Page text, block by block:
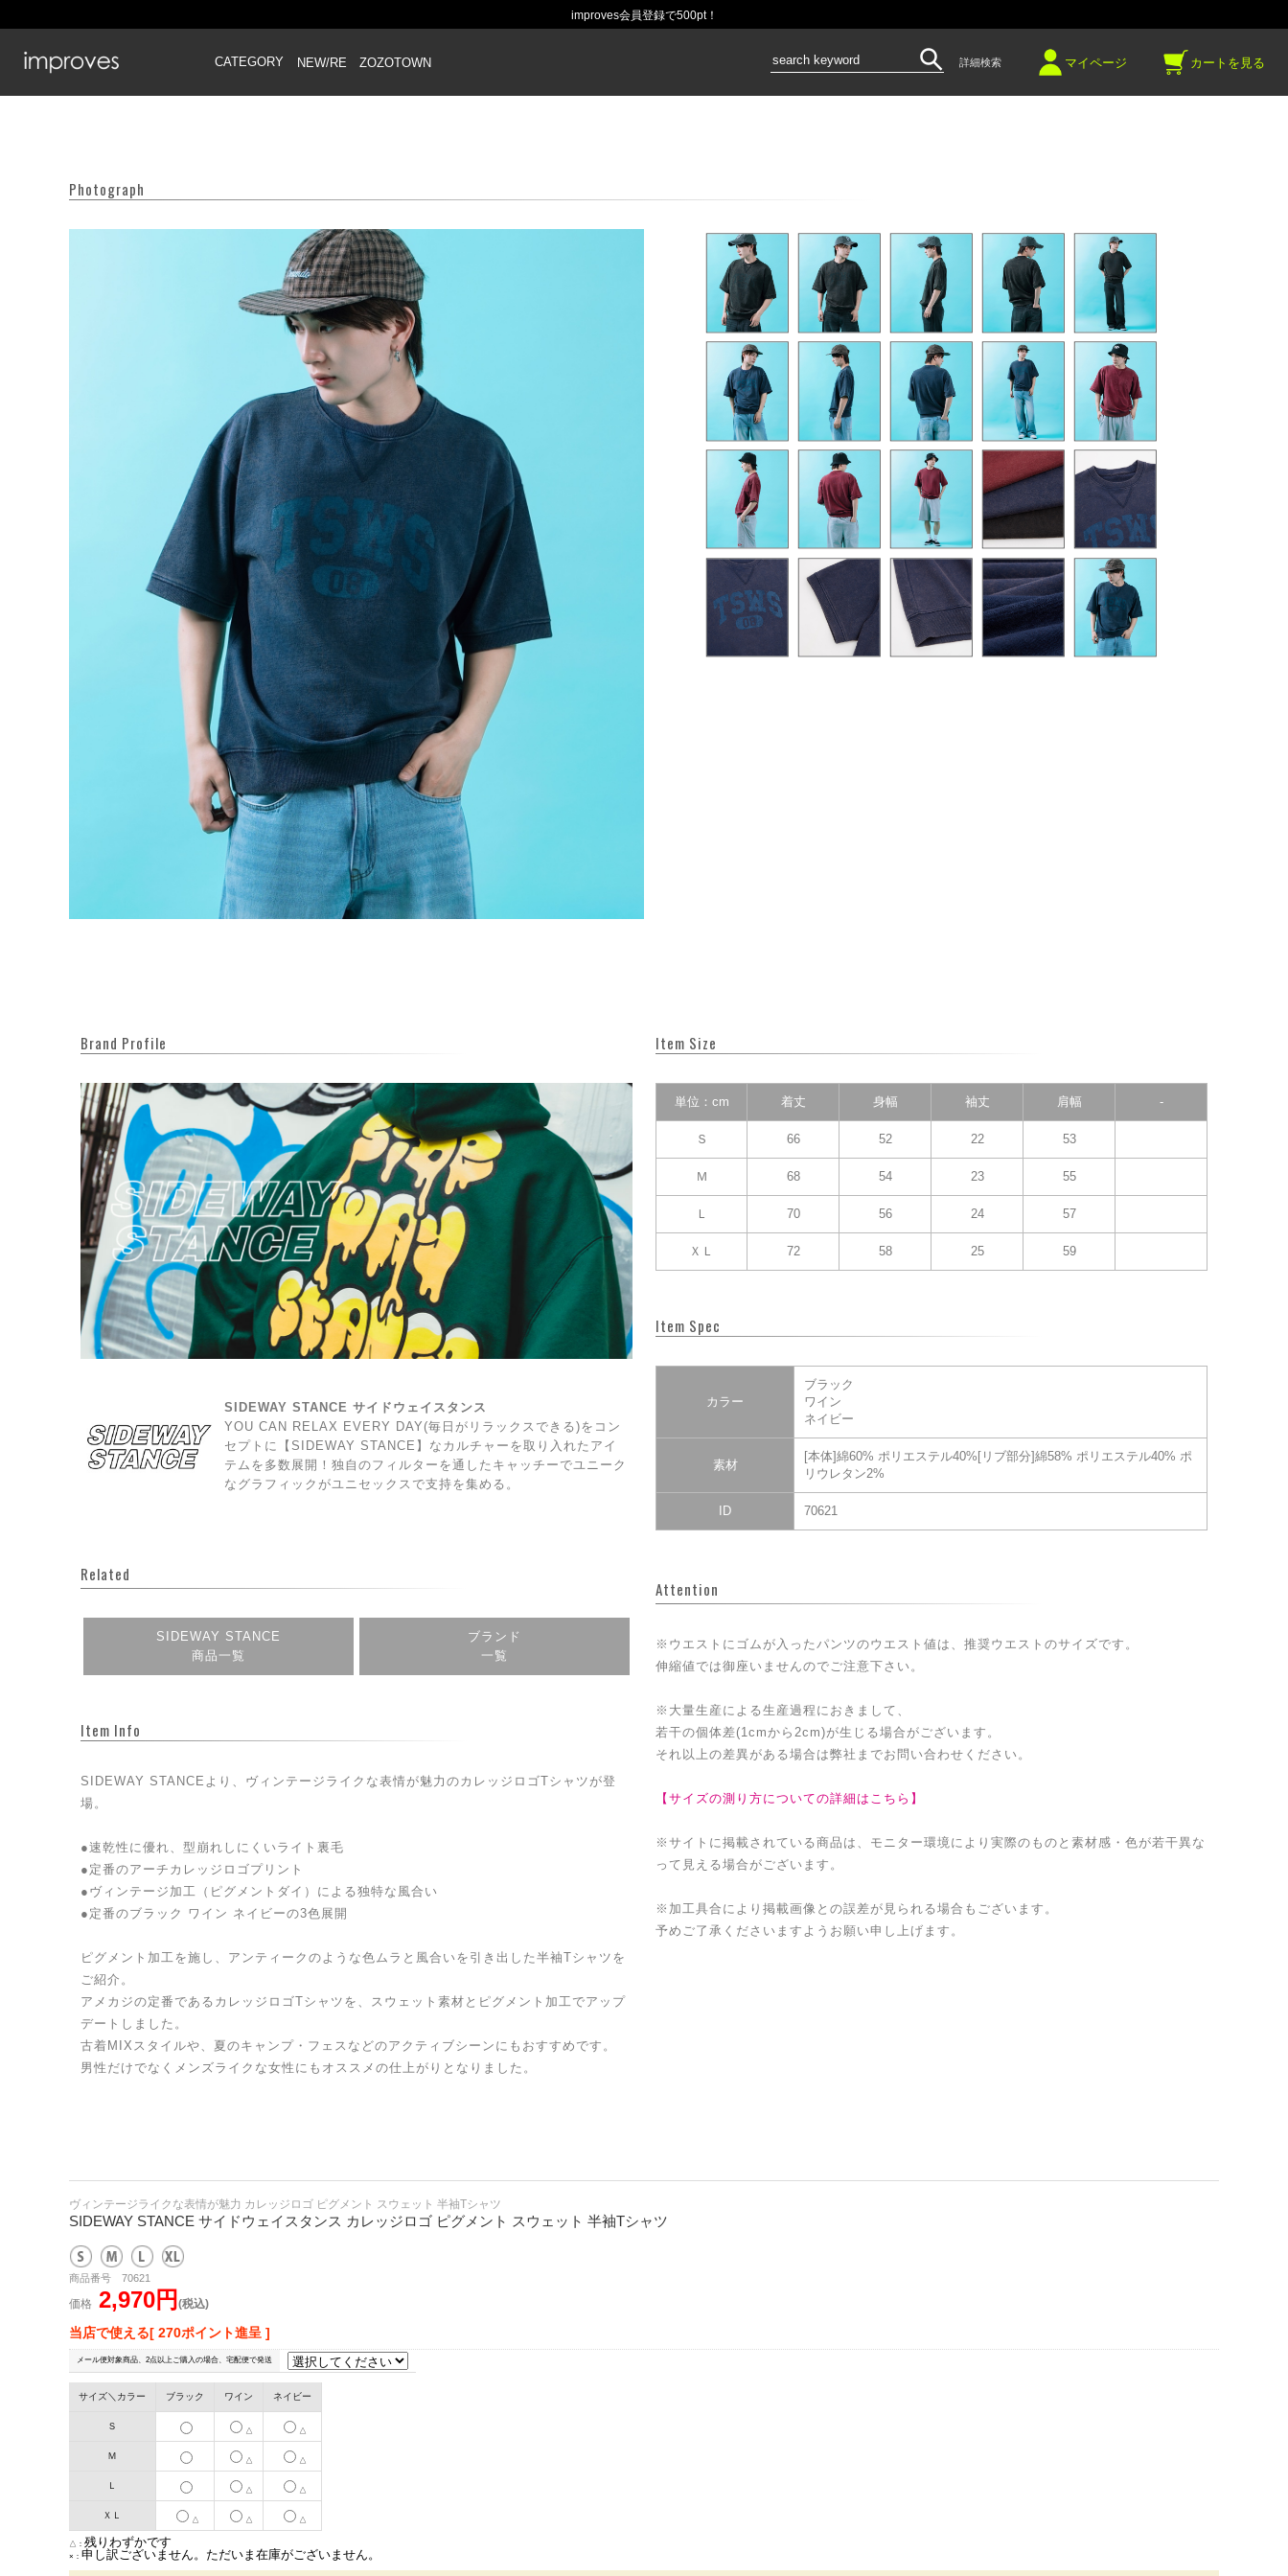
improves会員登録で500pt！
CATEGORY NEW/RE ZOZOTOWN 詳細検索 マイページ カートを見る
Photograph
Brand Profile
SIDEWAY STANCE サイドウェイスタンス
YOU CAN RELAX EVERY DAY(毎日がリラックスできる)をコン
セプトに【SIDEWAY STANCE】なカルチャーを取り入れたアイ
テムを多数展開！独自のフィルターを通したキャッチーでユニーク
なグラフィックがユニセックスで支持を集める。
Related
SIDEWAY STANCE
商品一覧
ブランド
一覧
Item Info
SIDEWAY STANCEより、ヴィンテージライクな表情が魅力のカレッジロゴTシャツが登
場。
●速乾性に優れ、型崩れしにくいライト裏毛
●定番のアーチカレッジロゴプリント
●ヴィンテージ加工（ピグメントダイ）による独特な風合い
●定番のブラック ワイン ネイビーの3色展開
ピグメント加工を施し、アンティークのような色ムラと風合いを引き出した半袖Tシャツを
ご紹介。
アメカジの定番であるカレッジロゴTシャツを、スウェット素材とピグメント加工でアップ
デートしました。
古着MIXスタイルや、夏のキャンプ・フェスなどのアクティブシーンにもおすすめです。
男性だけでなくメンズライクな女性にもオススメの仕上がりとなりました。
Item Size
単位：cm 着丈 身幅 袖丈 肩幅 -
Ｓ 66 52 22 53
Ｍ 68 54 23 55
Ｌ 70 56 24 57
ＸＬ 72 58 25 59
Item Spec
カラー
ブラック
ワイン
ネイビー
素材
[本体]綿60% ポリエステル40%[リブ部分]綿58% ポリエステル40% ポ
リウレタン2%
ID 70621
Attention
※ウエストにゴムが入ったパンツのウエスト値は、推奨ウエストのサイズです。
伸縮値では御座いませんのでご注意下さい。
※大量生産による生産過程におきまして、
若干の個体差(1cmから2cm)が生じる場合がございます。
それ以上の差異がある場合は弊社までお問い合わせください。
【サイズの測り方についての詳細はこちら】
※サイトに掲載されている商品は、モニター環境により実際のものと素材感・色が若干異な
って見える場合がございます。
※加工具合により掲載画像との誤差が見られる場合もございます。
予めご了承くださいますようお願い申し上げます。
ヴィンテージライクな表情が魅力 カレッジロゴ ピグメント スウェット 半袖Tシャツ
SIDEWAY STANCE サイドウェイスタンス カレッジロゴ ピグメント スウェット 半袖Tシャツ
商品番号 70621
価格 2,970円 (税込)
当店で使える[ 270ポイント進呈 ]
メール便対象商品、2点以上ご購入の場合、宅配便で発送
サイズ＼カラー ブラック ワイン ネイビー
Ｓ △ △
Ｍ △ △
Ｌ △ △
ＸＬ △ △ △
△： 残りわずかです
×： 申し訳ございません。ただいま在庫がございません。